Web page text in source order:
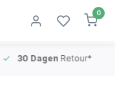
0
30 DagenRetour*